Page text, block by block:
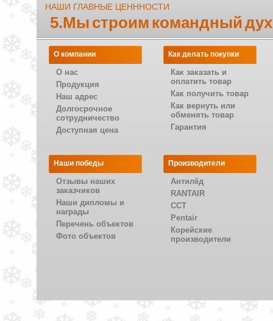
НАШИ ГЛАВНЫЕ ЦЕНННОСТИ
5.Мы строим командный
О компании
О нас
Продукция
Наш адрес
Долгосрочное
сотрудничество
Доступная цена
Как делать покупки
Как заказать и
оплатить товар
Как получить товар
Как вернуть или
обменять товар
Гарантия
Наши победы
Отзывы наших
заказчиков
Наши дипломы и
награды
Перечень объектов
Фото объектов
Производители
Антилёд
RANTAIR
CCT
Pentair
Корейские
производители